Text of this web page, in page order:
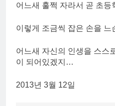
어느새 훌쩍 자라서 곧 초
이렇게 조금씩 잡은 손을
어느새 자신의 인생을 스스
이 되어있겠지…
2013년 3월 12일